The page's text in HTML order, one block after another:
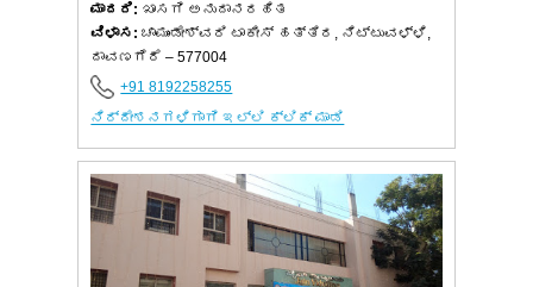
ಮಾದರಿ: ಖಾಸಗಿ ಅನುದಾನರಹಿತ
ವಿಳಾಸ: ಚಾಮುಂಡೇಶ್ವರಿ ಟಾಕೀಸ್ ಹತ್ತಿರ, ನಿಟ್ಟುವಳ್ಳಿ,
ದಾವಣಗೆರೆ – 577004
+91 8192258255
ನಿರ್ದೇಶನಗಳಿಗಾಗಿ ಇಲ್ಲಿ ಕ್ಲಿಕ್ ಮಾಡಿ